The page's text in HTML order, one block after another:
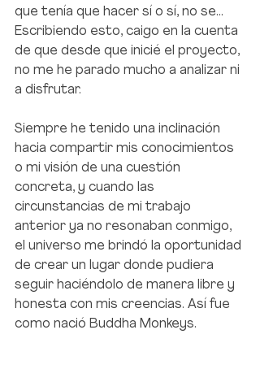
que tenía que hacer sí o sí, no se…
Escribiendo esto, caigo en la cuenta
de que desde que inicié el proyecto,
no me he parado mucho a analizar ni
a disfrutar.
Siempre he tenido una inclinación
hacia compartir mis conocimientos
o mi visión de una cuestión
concreta, y cuando las
circunstancias de mi trabajo
anterior ya no resonaban conmigo,
el universo me brindó la oportunidad
de crear un lugar donde pudiera
seguir haciéndolo de manera libre y
honesta con mis creencias. Así fue
como nació Buddha Monkeys.